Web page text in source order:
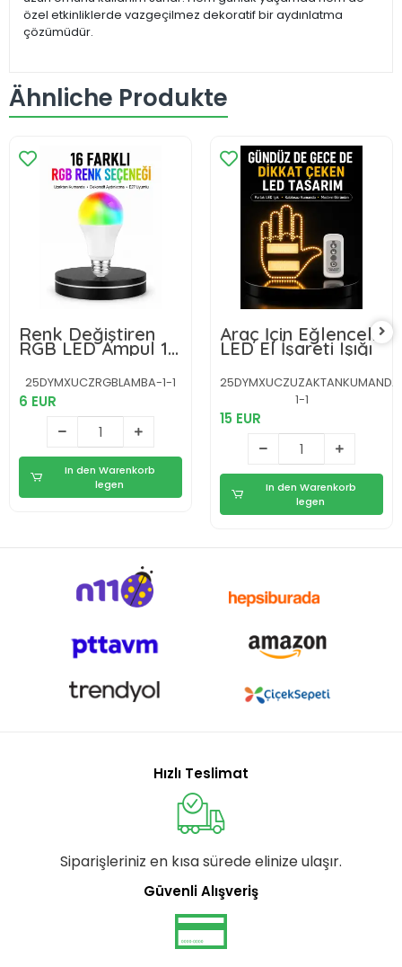
özel etkinliklerde vazgeçilmez dekoratif bir aydınlatma
çözümüdür.
Ähnliche Produkte
Renk Değiştiren
RGB LED Ampul 16
Renk Uzaktan
Kumandalı 2025
Model
25DYMXUCZRGBLAMBA-1-1
6 EUR
In den Warenkorb
legen
Araç İçin Eğlenceli
LED El İşareti Işığı
1-1
15 EUR
In den Warenkorb
legen
Hızlı Teslimat
Siparişleriniz en kısa sürede elinize ulaşır.
Güvenli Alışveriş